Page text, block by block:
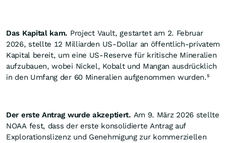
Das Kapital kam. Project Vault, gestartet am 2. Februar
2026, stellte 12 Milliarden US-Dollar an öffentlich-privatem
Kapital bereit, um eine US-Reserve für kritische Mineralien
aufzubauen, wobei Nickel, Kobalt und Mangan ausdrücklich
in den Umfang der 60 Mineralien aufgenommen wurden.⁵
Der erste Antrag wurde akzeptiert. Am 9. März 2026 stellte
NOAA fest, dass der erste konsolidierte Antrag auf
Explorationslizenz und Genehmigung zur kommerziellen